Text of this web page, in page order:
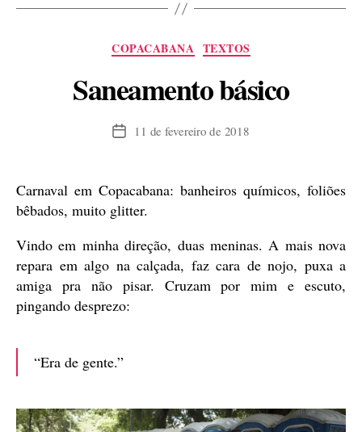
séria!”
Categorias
COPACABANA TEXTOS
Saneamento básico
Data11 de fevereiro de 2018
Carnaval em Copacabana: banheiros químicos, foliões
bêbados, muito glitter.
Vindo em minha direção, duas meninas. A mais nova
repara em algo na calçada, faz cara de nojo, puxa a
amiga pra não pisar. Cruzam por mim e escuto,
pingando desprezo:
“Era de gente.”